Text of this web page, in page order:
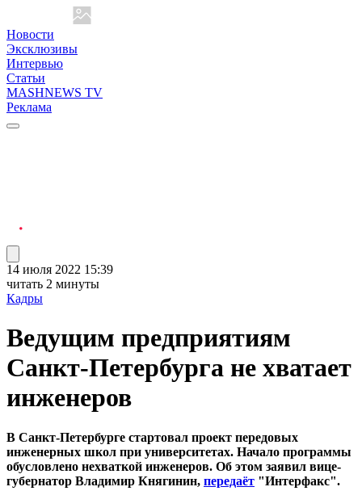
Новости
Эксклюзивы
Интервью
Статьи
MASHNEWS TV
Реклама
14 июля 2022 15:39
читать 2 минуты
Кадры
Ведущим предприятиям
Санкт-Петербурга не хватает
инженеров
В Санкт-Петербурге стартовал проект передовых
инженерных школ при университетах. Начало программы
обусловлено нехваткой инженеров. Об этом заявил вице-
губернатор Владимир Княгинин, передаёт "Интерфакс".